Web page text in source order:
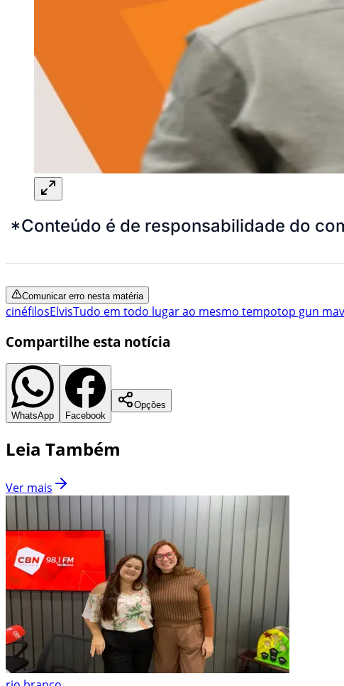
*Conteúdo é de responsabilidade do
Comunicar erro nesta matéria
cinéfilosElvisTudo em todo lugar ao mesmo tempotop gun
Compartilhe esta notícia
WhatsApp Facebook
Opções
Leia Também
Ver mais